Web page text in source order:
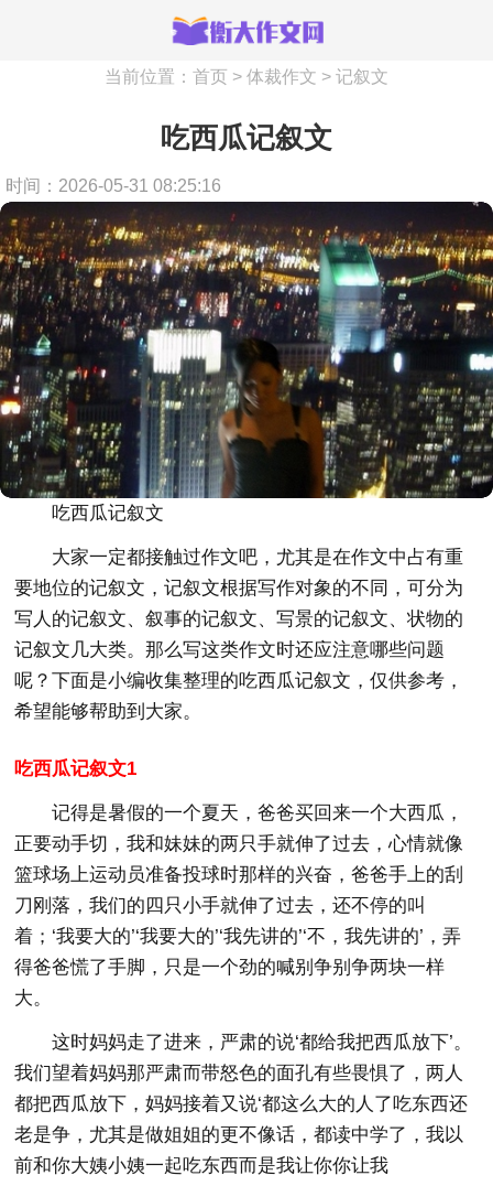
当前位置： 首页 > 体裁作文 > 记叙文
吃西瓜记叙文
时间：2026-05-31 08:25:16
吃西瓜记叙文
大家一定都接触过作文吧，尤其是在作文中占有重
要地位的记叙文，记叙文根据写作对象的不同，可分为
写人的记叙文、叙事的记叙文、写景的记叙文、状物的
记叙文几大类。那么写这类作文时还应注意哪些问题
呢？下面是小编收集整理的吃西瓜记叙文，仅供参考，
希望能够帮助到大家。
吃西瓜记叙文1
记得是暑假的一个夏天，爸爸买回来一个大西瓜，
正要动手切，我和妹妹的两只手就伸了过去，心情就像
篮球场上运动员准备投球时那样的兴奋，爸爸手上的刮
刀刚落，我们的四只小手就伸了过去，还不停的叫
着；‘我要大的’‘我要大的’‘我先讲的’‘不，我先讲的’，弄
得爸爸慌了手脚，只是一个劲的喊别争别争两块一样
大。
这时妈妈走了进来，严肃的说‘都给我把西瓜放下’。
我们望着妈妈那严肃而带怒色的面孔有些畏惧了，两人
都把西瓜放下，妈妈接着又说‘都这么大的人了吃东西还
老是争，尤其是做姐姐的更不像话，都读中学了，我以
前和你大姨小姨一起吃东西而是我让你你让我